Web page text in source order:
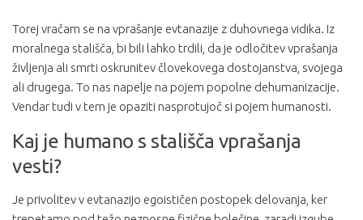
Torej vračam se na vprašanje evtanazije z duhovnega vidika. Iz
moralnega stališča, bi bili lahko trdili, da je odločitev vprašanja
življenja ali smrti oskrunitev človekovega dostojanstva, svojega
ali drugega. To nas napelje na pojem popolne dehumanizacije.
Vendar tudi v tem je opaziti nasprotujoč si pojem humanosti.
Kaj je humano s stališča vprašanja
vesti?
Je privolitev v evtanazijo egoističen postopek delovanja, ker